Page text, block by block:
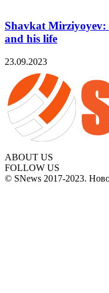
Shavkat Mirziyoyev:
and his life
23.09.2023
ABOUT US
FOLLOW US
© SNews 2017-2023.